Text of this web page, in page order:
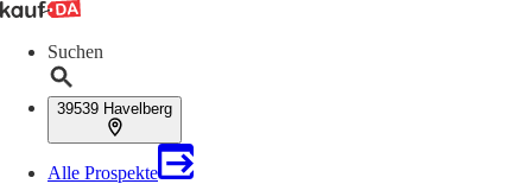
Suchen
39539 Havelberg
Alle Prospekte